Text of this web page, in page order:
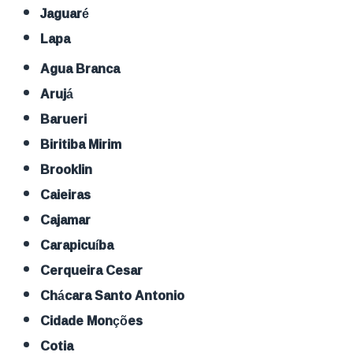
Jaguaré
Lapa
Agua Branca
Arujá
Barueri
Biritiba Mirim
Brooklin
Caieiras
Cajamar
Carapicuíba
Cerqueira Cesar
Chácara Santo Antonio
Cidade Monções
Cotia